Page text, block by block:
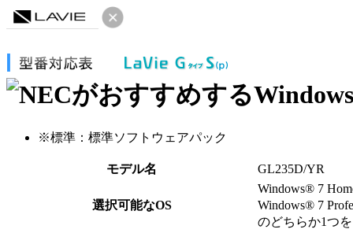
※標準：標準ソフトウェアパック
モデル名 GL235D/YR
選択可能なOS
Windows® 7
Windows® 7
のどちらか1つ